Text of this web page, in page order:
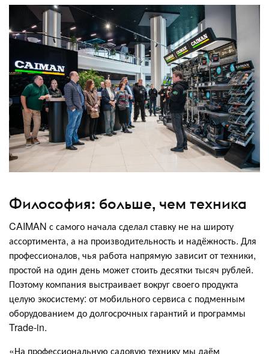
Философия: больше, чем техника
CAIMAN с самого начала сделал ставку не на широту
ассортимента, а на производительность и надёжность. Для
профессионалов, чья работа напрямую зависит от техники,
простой на один день может стоить десятки тысяч рублей.
Поэтому компания выстраивает вокруг своего продукта
целую экосистему: от мобильного сервиса с подменным
оборудованием до долгосрочных гарантий и программы
Trade-in.
«На профессиональную садовую технику мы даём